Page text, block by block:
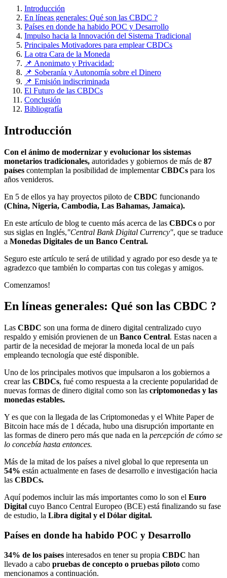
Introducción
En líneas generales: Qué son las CBDC ?
Países en donde ha habido POC y Desarrollo
Impulso hacia la Innovación del Sistema Tradicional
Principales Motivadores para emplear CBDCs
La otra Cara de la Moneda
📌 Anonimato y Privacidad:
📌 Soberanía y Autonomía sobre el Dinero
📌 Emisión indiscriminada
El Futuro de las CBDCs
Conclusión
Bibliografía
Introducción
Con el ánimo de modernizar y evolucionar los sistemas
monetarios tradicionales, autoridades y gobiernos de más de 87
países contemplan la posibilidad de implementarCBDCs para los
años venideros.
En 5 de ellos ya hay proyectos piloto de CBDC funcionando
(China, Nigeria, Cambodia, Las Bahamas, Jamaica).
En este artículo de blog te cuento más acerca de las CBDCs o por
sus siglas en Inglés,"Central Bank Digital Currency", que se traduce
a Monedas Digitales de un Banco Central.
Seguro este artículo te será de utilidad y agrado por eso desde ya te
agradezco que también lo compartas con tus colegas y amigos.
Comenzamos!
En líneas generales: Qué son las CBDC ?
Las CBDC son una forma de dinero digital centralizado cuyo
respaldo y emisión provienen de un Banco Central. Estas nacen a
partir de la necesidad de mejorar la moneda local de un país
empleando tecnología que esté disponible.
Uno de los principales motivos que impulsaron a los gobiernos a
crear las CBDCs, fué como respuesta a la creciente popularidad de
nuevas formas de dinero digital como son las criptomonedas y las
monedas estables.
Y es que con la llegada de las Criptomonedas y el White Paper de
Bitcoin hace más de 1 década, hubo una disrupción importante en
las formas de dinero pero más que nada en la percepción de cómo se
lo concebía hasta entonces.
Más de la mitad de los países a nivel global lo que representa un
54% están actualmente en fases de desarrollo e investigación hacia
las CBDCs.
Aquí podemos incluir las más importantes como lo son el Euro
Digital cuyo Banco Central Europeo (BCE) está finalizando su fase
de estudio, la Libra digital y el Dólar digital.
Países en donde ha habido POC y Desarrollo
34% de los países interesados en tener su propia CBDC han
llevado a cabo pruebas de concepto o pruebas piloto como
mencionamos a continuación.